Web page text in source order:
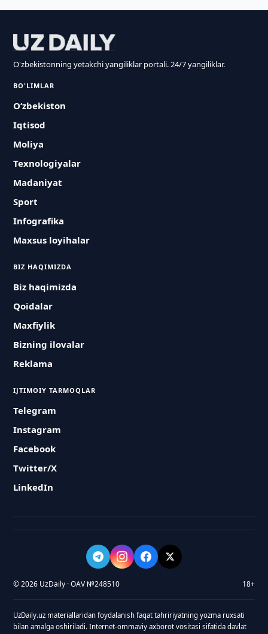
O'zbekistonning yetakchi yangiliklar portali. 24/7 yangiliklar.
BO'LIMLAR
O‘zbekiston
Iqtisod
Moliya
Texnologiyalar
Madaniyat
Sport
Infografika
Maxsus loyihalar
BIZ HAQIMIZDA
Biz haqimizda
Qoidalar
Maxfiylik
Bizning ilovalar
Reklama
IJTIMOIY TARMOQLAR
Telegram
Instagram
Facebook
Twitter/X
LinkedIn
© 2026 UzDaily · OAV №248510 18+
UzDaily.uz materiallaridan foydalanish faqat tahririyatning yozma ruxsati
bilan amalga oshiriladi. Internet-ommaviy axborot vositasi sifatida davlat